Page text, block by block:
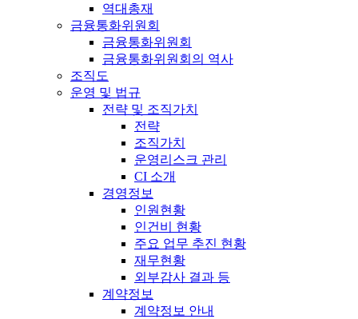
역대총재
금융통화위원회
금융통화위원회
금융통화위원회의 역사
조직도
운영 및 법규
전략 및 조직가치
전략
조직가치
운영리스크 관리
CI 소개
경영정보
인원현황
인건비 현황
주요 업무 추진 현황
재무현황
외부감사 결과 등
계약정보
계약정보 안내